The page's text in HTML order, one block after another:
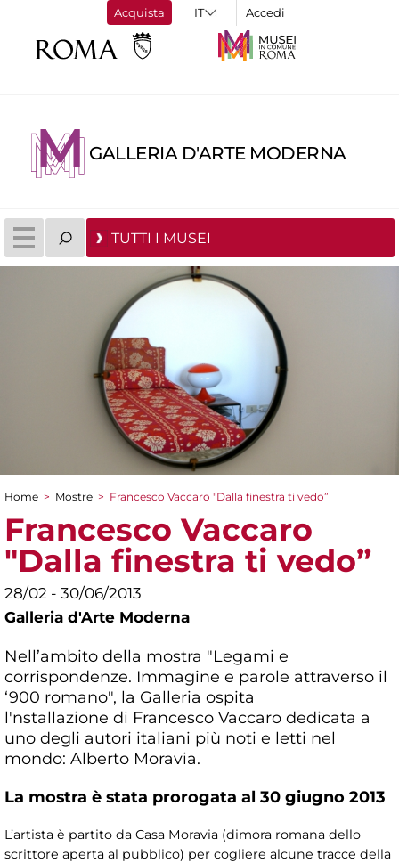
Acquista Accedi
GALLERIA D'ARTE MODERNA
TUTTI I MUSEI
Tu sei qui
Home > Mostre > Francesco Vaccaro "Dalla finestra ti vedo”
Francesco Vaccaro
"Dalla finestra ti vedo”
28/02 - 30/06/2013
Galleria d'Arte Moderna
Nell’ambito della mostra "Legami e
corrispondenze. Immagine e parole attraverso il
‘900 romano", la Galleria ospita
l'nstallazione di Francesco Vaccaro dedicata a
uno degli autori italiani più noti e letti nel
mondo: Alberto Moravia.
La mostra è stata prorogata al 30 giugno 2013
L’artista è partito da Casa Moravia (dimora romana dello
scrittore aperta al pubblico) per cogliere alcune tracce della